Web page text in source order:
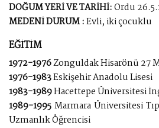
DOĞUM YERİ VE TARİHİ:Ordu
MEDENİ DURUM :Evli, iki çocuklu
EĞİTİM
1972-1976Zonguldak Hisarönü 27
1976-1983Eskişehir Anadolu Lisesi
1983-1989Hacettepe Üniversitesi
1989-1995 Marmara Üniversitesi
Uzmanlık Öğrencisi